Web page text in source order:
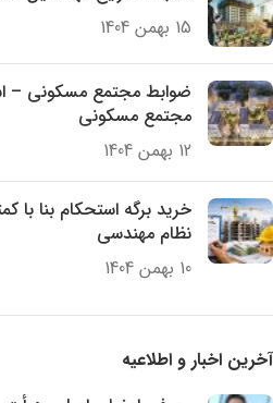
15 بهمن 1404
ضوابط مجتمع مسکونی –
مجتمع مسکونی
12 بهمن 1404
خرید برگه استحکام بنا با
نظام مهندسی
10 بهمن 1404
آخرین اخبار و اطلاعیه